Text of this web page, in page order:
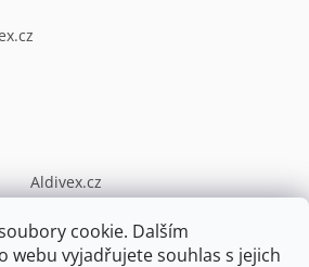
cookie. Dalším
webu vyjadřujete souhlas s jejich
Aldivex.cz
broušení